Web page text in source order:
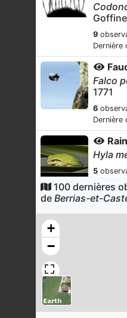
9
Dernière
Falco
1771
6
Dernière
Hyla
5
Dernière
100 dernières
de Berrias-et-
+
−